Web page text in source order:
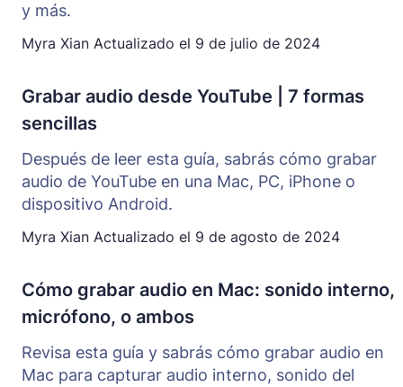
y más.
Myra Xian Actualizado el 9 de julio de 2024
Grabar audio desde YouTube | 7 formas
sencillas
Después de leer esta guía, sabrás cómo grabar
audio de YouTube en una Mac, PC, iPhone o
dispositivo Android.
Myra Xian Actualizado el 9 de agosto de 2024
Cómo grabar audio en Mac: sonido interno,
micrófono, o ambos
Revisa esta guía y sabrás cómo grabar audio en
Mac para capturar audio interno, sonido del